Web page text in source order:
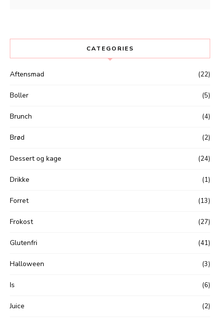
CATEGORIES
Aftensmad (22)
Boller (5)
Brunch (4)
Brød (2)
Dessert og kage (24)
Drikke (1)
Forret (13)
Frokost (27)
Glutenfri (41)
Halloween (3)
Is (6)
Juice (2)